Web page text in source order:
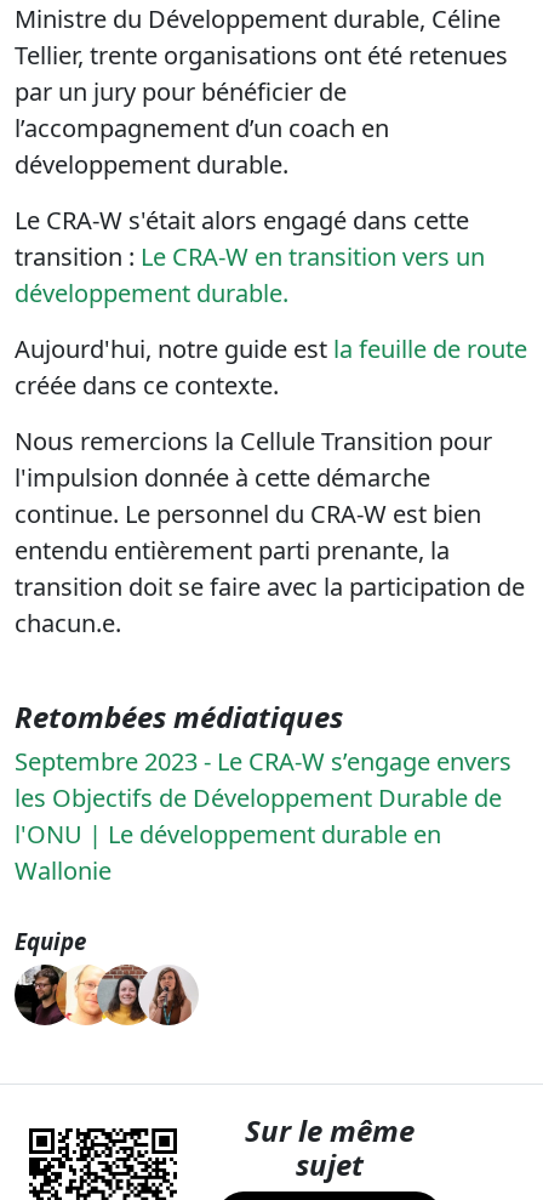
Ministre du Développement durable, Céline
Tellier, trente organisations ont été retenues
par un jury pour bénéficier de
l’accompagnement d’un coach en
développement durable.
Le CRA-W s'était alors engagé dans cette
transition : Le CRA-W en transition vers un
développement durable.
Aujourd'hui, notre guide est la feuille de route
créée dans ce contexte.
Nous remercions la Cellule Transition pour
l'impulsion donnée à cette démarche
continue. Le personnel du CRA-W est bien
entendu entièrement parti prenante, la
transition doit se faire avec la participation de
chacun.e.
Retombées médiatiques
Septembre 2023 - Le CRA-W s’engage envers
les Objectifs de Développement Durable de
l'ONU | Le développement durable en
Wallonie
Equipe
Sur le même
sujet